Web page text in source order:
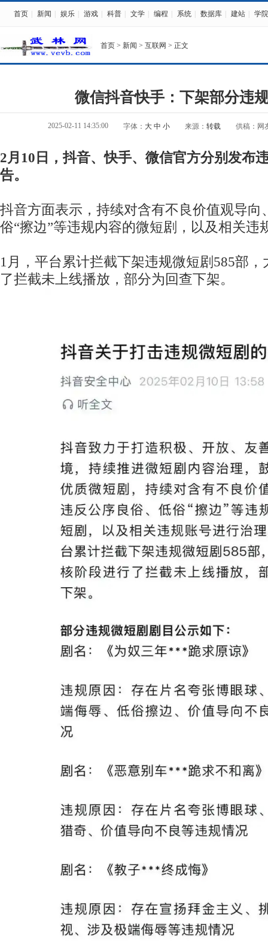
首页 新闻 娱乐 游戏 科普 文学 编程 系统 数据库 建站 学院
首页 > 新闻 > 互联网 > 正文
微信抖音快手：下架部分违
2025-02-11 14:35:00 字体： 大 中 小 来源： 转载 供稿：网
2月10日，抖音、快手、微信官方分别发布
告。
抖音方面表示，持续对含有不良价值观导向
俗“擦边”等违规内容的微短剧，以及相关违
1月，平台累计拦截下架违规微短剧585部
了拦截未上线播放，部分为回查下架。